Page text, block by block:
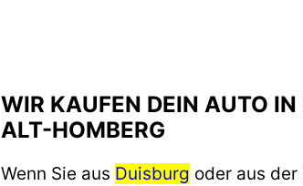
WIR KAUFEN DEIN AUTO IN
ALT-HOMBERG
Wenn Sie aus Duisburg oder aus